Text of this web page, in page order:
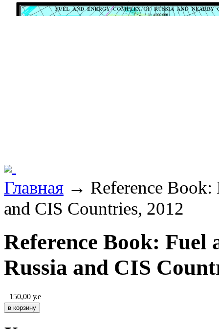
Главная → Reference Book:
and CIS Countries, 2012
Reference Book: Fuel
Russia and CIS
150,00 у.е